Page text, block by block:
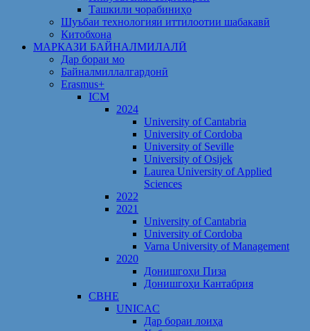
Ташкили чорабиниҳо
Шуъбаи технологияи иттилоотии шабакавӣ
Китобхона
МАРКАЗИ БАЙНАЛМИЛАЛӢ
Дар бораи мо
Байналмиллалгардонӣ
Erasmus+
ICM
2024
University of Cantabria
University of Cordoba
University of Seville
University of Osijek
Laurea University of Applied
Sciences
2022
2021
University of Cantabria
University of Cordoba
Varna University of Management
2020
Донишгоҳи Пиза
Донишгоҳи Кантабрия
CBHE
UNICAC
Дар бораи лоиҳа